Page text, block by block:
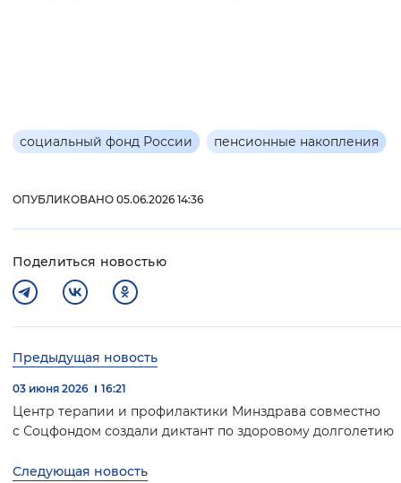
ОПУБЛИКОВАНО 05.06.2026 14:36
Поделиться новостью
Предыдущая новость
03 июня 2026 16:21
Центр терапии и профилактики Минздрава совместно
с Соцфондом создали диктант по здоровому долголетию
Следующая новость
социальный фонд России пенсионные накопления